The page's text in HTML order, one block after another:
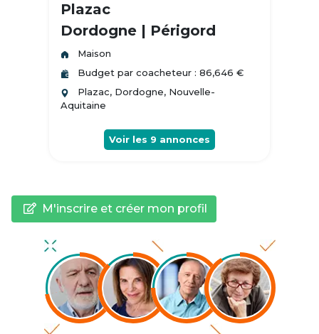
Plazac
Dordogne | Périgord
Maison
Budget par coacheteur : 86,646 €
Plazac, Dordogne, Nouvelle-
Aquitaine
Voir les 9 annonces
M'inscrire et créer mon profil